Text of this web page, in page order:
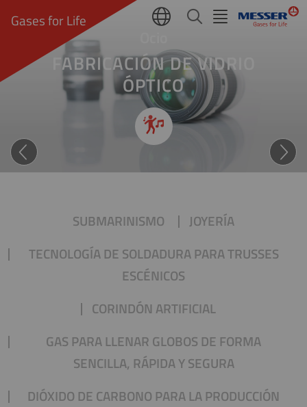
Gases for Life
FABRICACIÓN DE VIDRIO
ÓPTICOClaridad y eficacia
SUBMARINISMO
JOYERÍA
TECNOLOGÍA DE SOLDADURA PARA TRUSSES
ESCÉNICOS
CORINDÓN ARTIFICIAL
GAS PARA LLENAR GLOBOS DE FORMA
SENCILLA, RÁPIDA Y SEGURA
DIÓXIDO DE CARBONO PARA LA PRODUCCIÓN